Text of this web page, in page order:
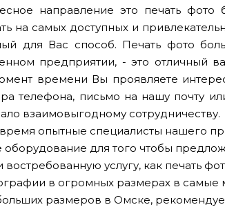
направление это печать
на самых доступных и
для Вас способ. Печать фото
предприятии, - это отличный
времени Вы проявляете
телефона, письмо на нашу почту
взаимовыгодному сотрудничеству.
опытные специалисты нашего
для того чтобы
востребованную услугу, как печать
в огромных размерах в
размеров в Омске,